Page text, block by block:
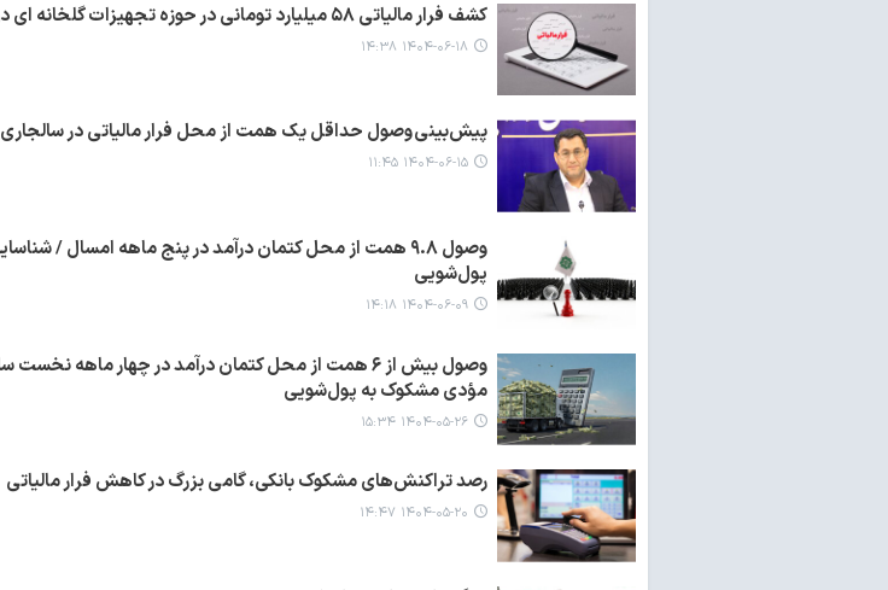
کشف فرار مالیاتی ۵۸ میلیارد تومانی در حوزه تجهیزات گلخانه ای در قزوین
۱۴۰۴-۰۶-۱۸ ۱۴:۳۸
پیش‌بینی وصول حداقل یک همت از محل فرار مالیاتی در سالجاری
۱۴۰۴-۰۶-۱۵ ۱۱:۴۵
پول‌شویی
۱۴۰۴-۰۶-۰۹ ۱۴:۱۸
مؤدی مشکوک به پول‌شویی
۱۴۰۴-۰۵-۲۶ ۱۵:۳۴
رصد تراکنش‌های مشکوک بانکی، گامی بزرگ در کاهش فرار مالیاتی
۱۴۰۴-۰۵-۲۰ ۱۴:۴۷